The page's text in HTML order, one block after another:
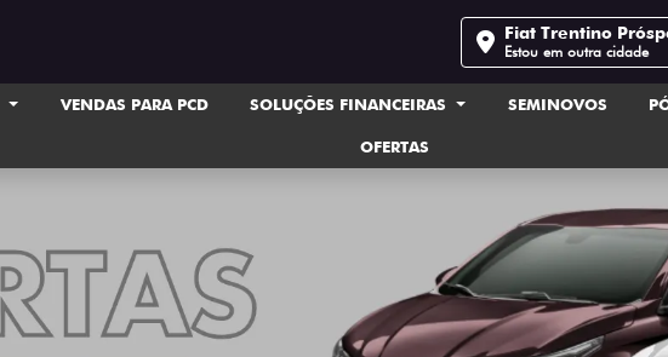
Fiat Trentino
Estou em outra cidade
VENDAS PARA PCD SOLUÇÕES FINANCEIRAS SEMINOVOS
OFERTAS